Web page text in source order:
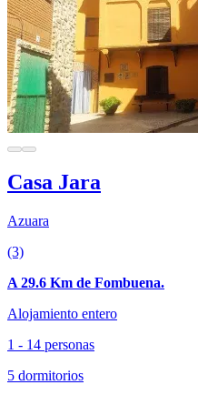
Casa Jara
Azuara
(3)
A 29.6 Km de Fombuena.
Alojamiento entero
1 - 14 personas
5 dormitorios